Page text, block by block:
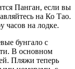
Панган, если вы
на Ко Тао.
часов на лодке.
бунгало с
В основном
Пляжи теперь